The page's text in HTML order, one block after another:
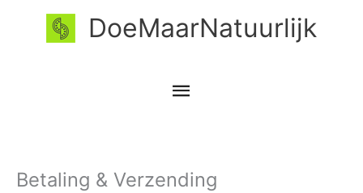
DoeMaarNatuurlijk
Hoofdmenu
Betaling & Verzending